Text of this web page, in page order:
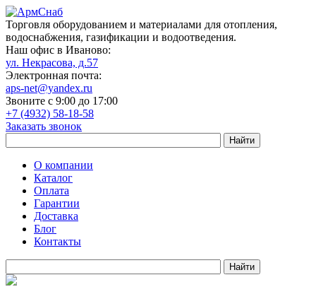
Торговля оборудованием и материалами для отопления,
водоснабжения, газификации и водоотведения.
Наш офис в Иваново:
ул. Некрасова, д.57
Электронная почта:
aps-net@yandex.ru
Звоните с 9:00 до 17:00
+7 (4932) 58-18-58
Заказать звонок
О компании
Каталог
Оплата
Гарантии
Доставка
Блог
Контакты